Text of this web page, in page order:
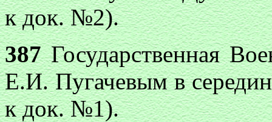
к док. №2).
387Государственная
Е.И. Пугачевым в
к док. №1).